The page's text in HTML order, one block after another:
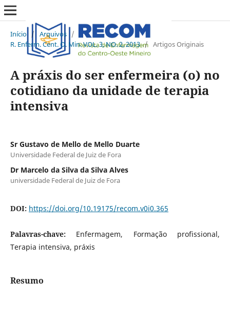
Início / Arquivos /
R. Enferm. Cent. O. Min. VOL. 3, NO. 2, 2013 / Artigos Originais
A práxis do ser enfermeira (o) no
cotidiano da unidade de terapia
intensiva
Sr Gustavo de Mello de Mello Duarte
Universidade Federal de Juiz de Fora
Dr Marcelo da Silva da Silva Alves
universidade Federal de Juiz de Fora
DOI: https://doi.org/10.19175/recom.v0i0.365
Palavras-chave: Enfermagem, Formação profissional,
Terapia intensiva, práxis
Resumo